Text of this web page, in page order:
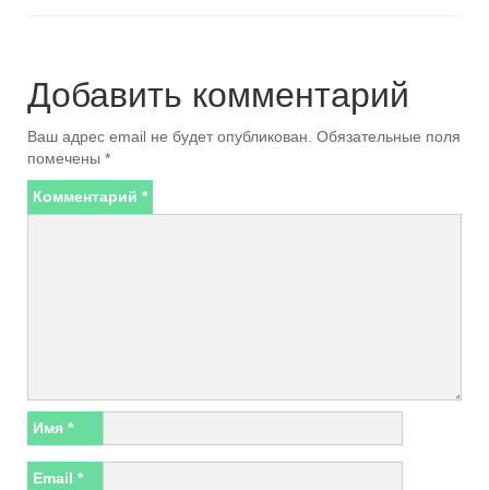
Добавить комментарий
Ваш адрес email не будет опубликован. Обязательные поля
помечены *
Комментарий *
Имя *
Email *